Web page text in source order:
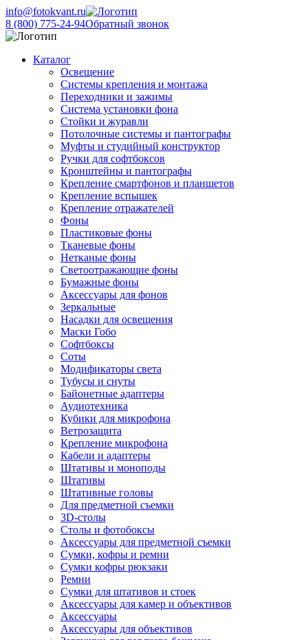
info@fotokvant.ru
8 (800) 775-24-94Обратный звонок
Каталог
Освещение
Системы крепления и монтажа
Переходники и зажимы
Система установки фона
Стойки и журавли
Потолочные системы и пантографы
Муфты и студийный конструктор
Ручки для софтбоксов
Кронштейны и пантографы
Крепление смартфонов и планшетов
Крепление вспышек
Крепление отражателей
Фоны
Пластиковые фоны
Тканевые фоны
Нетканые фоны
Светоотражающие фоны
Бумажные фоны
Аксессуары для фонов
Зеркальные
Насадки для освещения
Маски Гобо
Софтбоксы
Соты
Модификаторы света
Тубусы и снуты
Байонетные адаптеры
Аудиотехника
Кубики для микрофона
Ветрозащита
Крепление микрофона
Кабели и адаптеры
Штативы и моноподы
Штативы
Штативные головы
Для предметной съемки
3D-столы
Столы и фотобоксы
Аксессуары для предметной съемки
Сумки, кофры и ремни
Сумки кофры рюкзаки
Ремни
Сумки для штативов и стоек
Аксессуары для камер и объективов
Аксессуары
Аксессуары для объективов